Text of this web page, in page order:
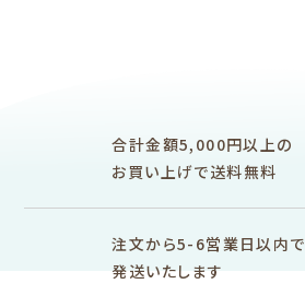
雑貨類
M5 M6
その他
おりがみ
シリーズで探す
合計金額5,000円以上の
お買い上げで送料無料
注文から5-6営業日以内で
発送いたします